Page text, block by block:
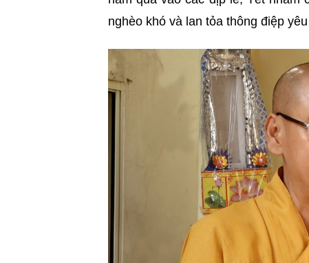
nghèo khó và lan tỏa thông điệp